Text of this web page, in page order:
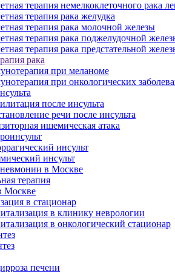
терапия немелкоклеточного рака
терапия рака желудка
терапия рака молочной железы
терапия рака поджелудочной
терапия рака предстательной
рака
при меланоме
при онкологических
после инсульта
речи после инсульта
ишемическая атака
инсульт
инсульт
в Москве
терапия
Москве
в стационар
в клинику неврологии
в онкологический стационар
печени